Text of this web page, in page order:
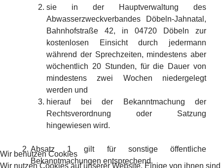
sie in der Hauptverwaltung des
Abwasserzweckverbandes Döbeln-Jahnatal,
Bahnhofstraße 42, in 04720 Döbeln zur
kostenlosen Einsicht durch jedermann
während der Sprechzeiten, mindestens aber
wöchentlich 20 Stunden, für die Dauer von
mindestens zwei Wochen niedergelegt
werden und
hierauf bei der Bekanntmachung der
Rechtsverordnung oder Satzung
hingewiesen wird.
Absatz 1 gilt für sonstige öffentliche
Bekanntmachungen entsprechend.
Wir benutzen Cookies
Wir nutzen Cookies auf unserer Website. Einige von ihnen sind